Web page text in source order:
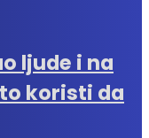
ljude i na
koristi da